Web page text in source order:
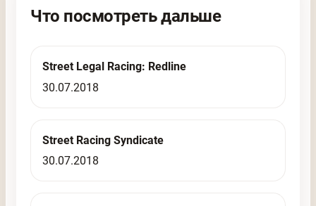
Что посмотреть дальше
Street Legal Racing: Redline
30.07.2018
Street Racing Syndicate
30.07.2018